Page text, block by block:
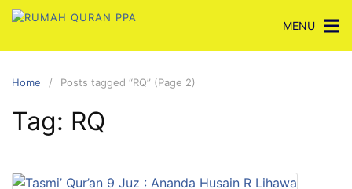
Skip
content
MENU
Home Posts tagged “RQ” (Page 2)
Tag: RQ